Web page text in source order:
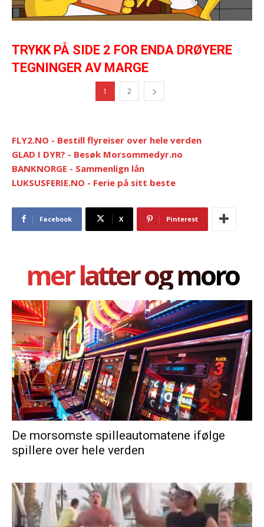
TRYKK PÅ SIDE 2 FOR ENDA DRØYERE
TEGNINGER AV MARGE
1 2
FLY2.NO - Bestill flyreiser over hele verden
GLAD I DYR? - Besøk Morsommedyr.no
BANKNORGE - Sammenlign lån
LUKSUSFERIE.NO - Ferie på sitt beste
Facebook X Pinterest
mer latter og moro
De morsomste spilleautomatene ifølge
spillere over hele verden